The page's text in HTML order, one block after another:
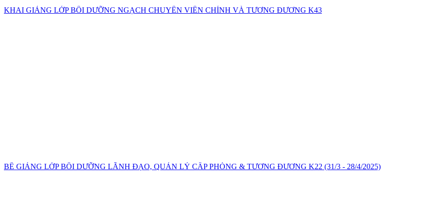
KHAI GIẢNG LỚP BỒI DƯỠNG NGẠCH CHUYÊN VIÊN CHÍNH VÀ TƯƠNG ĐƯƠNG K43
BẾ GIẢNG LỚP BỒI DƯỠNG LÃNH ĐẠO, QUẢN LÝ CẤP PHÒNG & TƯƠNG ĐƯƠNG K22 (31/3 - 28/4/2025)